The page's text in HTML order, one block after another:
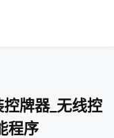
牌器_无线控
程序